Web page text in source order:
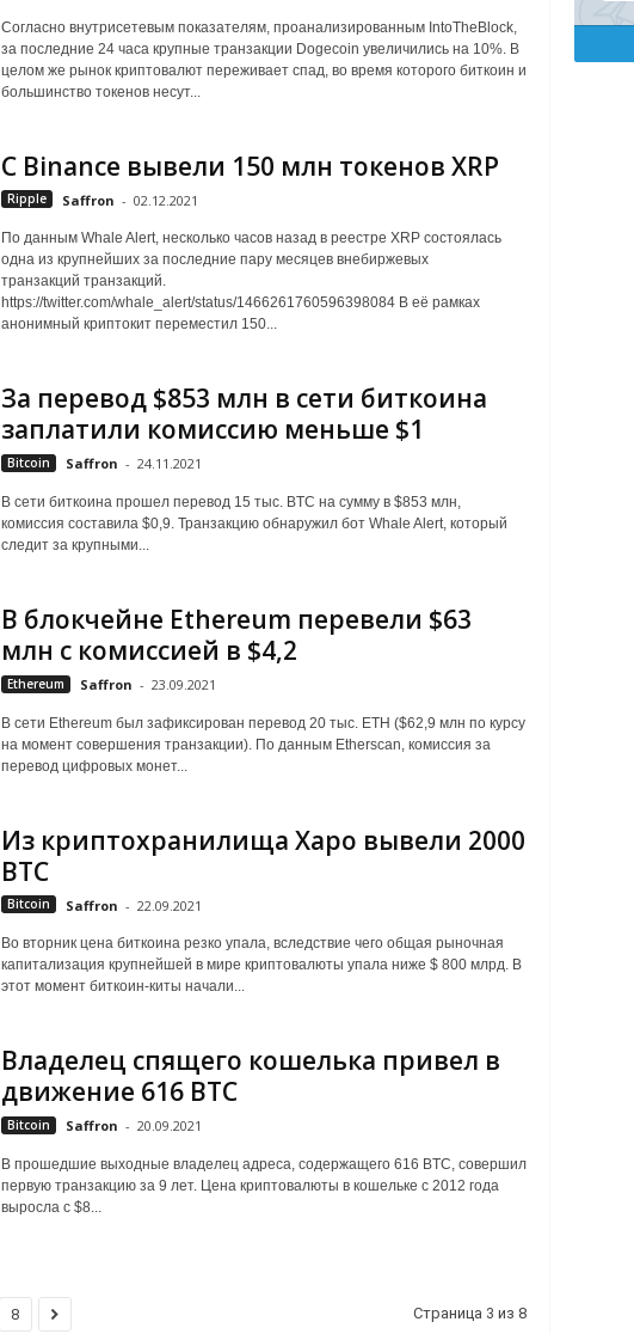
Согласно внутрисетевым показателям, проанализированным IntoTheBlock,
за последние 24 часа крупные транзакции Dogecoin увеличились на 10%. В
целом же рынок криптовалют переживает спад, во время которого биткоин и
большинство токенов несут...
С Binance вывели 150 млн токенов XRP
Ripple Saffron - 02.12.2021
По данным Whale Alert, несколько часов назад в реестре XRP состоялась
одна из крупнейших за последние пару месяцев внебиржевых
транзакций транзакций.
https://twitter.com/whale_alert/status/1466261760596398084 В её рамках
анонимный криптокит переместил 150...
За перевод $853 млн в сети биткоина
заплатили комиссию меньше $1
Bitcoin Saffron - 24.11.2021
В сети биткоина прошел перевод 15 тыс. BTC на сумму в $853 млн,
комиссия составила $0,9. Транзакцию обнаружил бот Whale Alert, который
следит за крупными...
В блокчейне Ethereum перевели $63
млн с комиссией в $4,2
Ethereum Saffron - 23.09.2021
В сети Ethereum был зафиксирован перевод 20 тыс. ETH ($62,9 млн по курсу
на момент совершения транзакции). По данным Etherscan, комиссия за
перевод цифровых монет...
Из криптохранилища Xapo вывели 2000
BTC
Bitcoin Saffron - 22.09.2021
Во вторник цена биткоина резко упала, вследствие чего общая рыночная
капитализация крупнейшей в мире криптовалюты упала ниже $ 800 млрд. В
этот момент биткоин-киты начали...
Владелец спящего кошелька привел в
движение 616 BTC
Bitcoin Saffron - 20.09.2021
В прошедшие выходные владелец адреса, содержащего 616 BTC, совершил
первую транзакцию за 9 лет. Цена криптовалюты в кошельке с 2012 года
выросла с $8...
8 Страница 3 из 8